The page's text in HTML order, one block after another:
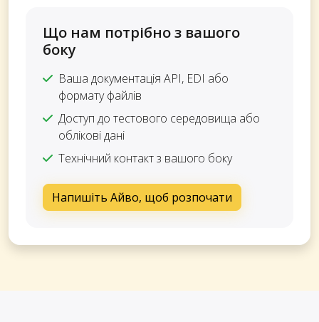
Що нам потрібно з вашого
боку
Ваша документація API, EDI або
формату файлів
Доступ до тестового середовища або
облікові дані
Технічний контакт з вашого боку
Напишіть Айво, щоб розпочати